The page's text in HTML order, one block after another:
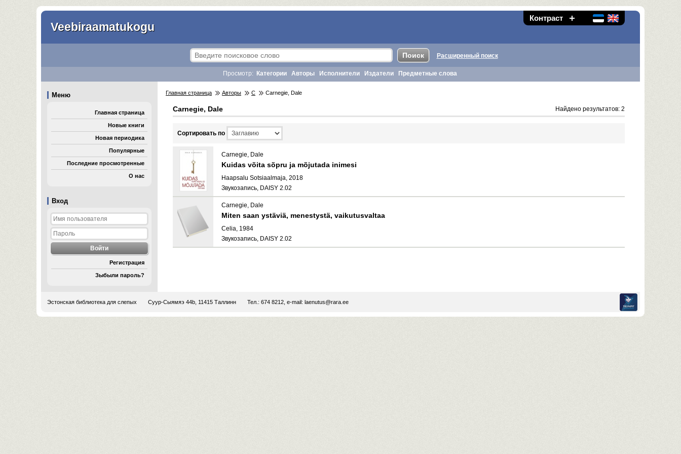
Контраст
Veebiraamatukogu
Вход
Регистрация
Зыбыли пароль?
Расширенный поиск
Просмотр: Категории Авторы Исполнители Издатели Предметные слова
Меню
Главная страница
Новые книги
Новая периодика
Популярные
Последние просмотренные
О нас
Главная страница Авторы C Carnegie, Dale
Carnegie, Dale Найдено результатов: 2
Cортировать по
Carnegie, Dale
Kuidas võita sõpru ja mõjutada inimesi
Haapsalu Sotsiaalmaja, 2018
Звукозапись, DAISY 2.02
Carnegie, Dale
Miten saan ystäviä, menestystä, vaikutusvaltaa
Celia, 1984
Звукозапись, DAISY 2.02
Эстонская библиотека для слепых Суур-Сыямяэ 44b, 11415 Таллинн Тел.: 674 8212, e-mail: laenutus@rara.ee